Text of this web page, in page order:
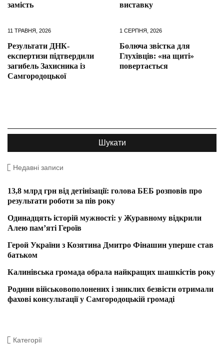
замість
виставку
11 ТРАВНЯ, 2026
Результати ДНК-
експертизи підтвердили
загибель Захисника із
Самгородоцької
1 СЕРПНЯ, 2026
Болюча звістка для
Глухівців: «на щиті»
повертається
Недавні записи
13,8 млрд грн від детінізації: голова БЕБ розповів про
результати роботи за пів року
Одинадцять історій мужності: у Журавному відкрили
Алею пам’яті Героїв
Герой України з Козятина Дмитро Фінашин уперше став
батьком
Калинівська громада обрала найкращих шашкістів року
Родини військовополонених і зниклих безвісти отримали
фахові консультації у Самгородоцькій громаді
Категорії